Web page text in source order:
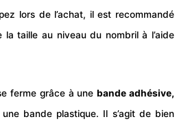
lors de l’achat, il est recommandé
taille au niveau du nombril à l’aide
ferme grâce à unebande adhésive,
bande plastique. Il s’agit de bien